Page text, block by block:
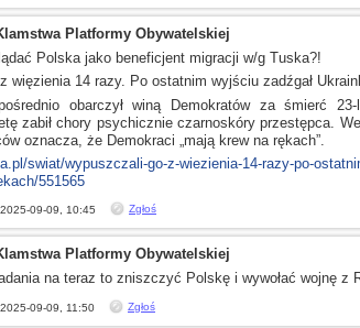
Platformy Obywatelskiej
Polska jako beneficjent migracji w/g Tuska?!
z więzienia14 razy. Po ostatnim wyjściu zadźgał
obarczył winą Demokratów za śmierć
zabił chory psychicznie czarnoskóry przestępca.
oznacza, że Demokraci „mają krew na rękach”.
swiat/wypuszczali-go-z-wiezienia-14-razy-po-
551565
2025-09-09, 10:45 Zgłoś
Platformy Obywatelskiej
na teraz to zniszczyć Polskę i wywołać wojnę z
2025-09-09, 11:50 Zgłoś